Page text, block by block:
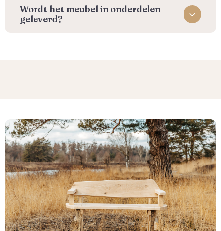
Wordt het meubel in onderdelen
geleverd?